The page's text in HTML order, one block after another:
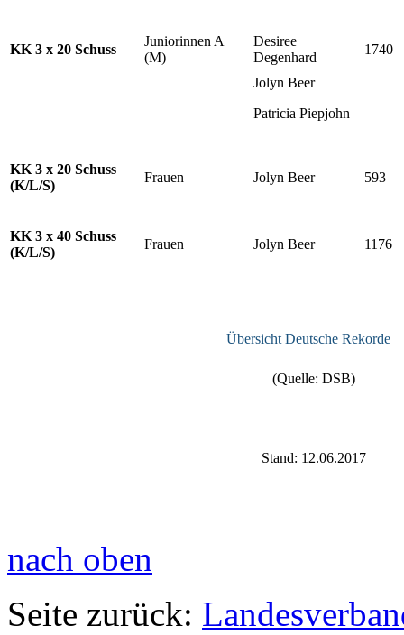
KK 3 x 20 Schuss
Juniorinnen A
(M)
Desiree
Degenhard
1740
Jolyn Beer
Patricia Piepjohn
KK 3 x 20 Schuss
(K/L/S)
Frauen Jolyn Beer 593
KK 3 x 40 Schuss
(K/L/S)
Frauen Jolyn Beer 1176
Übersicht Deutsche Rekorde
(Quelle: DSB)
Stand: 12.06.2017
nach oben
Seite zurück: